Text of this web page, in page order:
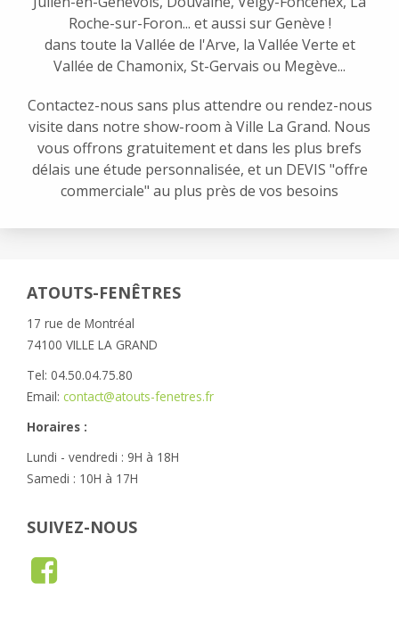
Roche-sur-Foron... et aussi sur Genève !
dans toute la Vallée de l'Arve, la Vallée Verte et
Vallée de Chamonix, St-Gervais ou Megève...
Contactez-nous sans plus attendre ou rendez-nous
visite dans notre show-room à Ville La Grand. Nous
vous offrons gratuitement et dans les plus brefs
délais une étude personnalisée, et un DEVIS "offre
commerciale" au plus près de vos besoins
ATOUTS-FENÊTRES
17 rue de Montréal
74100 VILLE LA GRAND
Tel: 04.50.04.75.80
Email: contact@atouts-fenetres.fr
Horaires :
Lundi - vendredi : 9H à 18H
Samedi : 10H à 17H
SUIVEZ-NOUS